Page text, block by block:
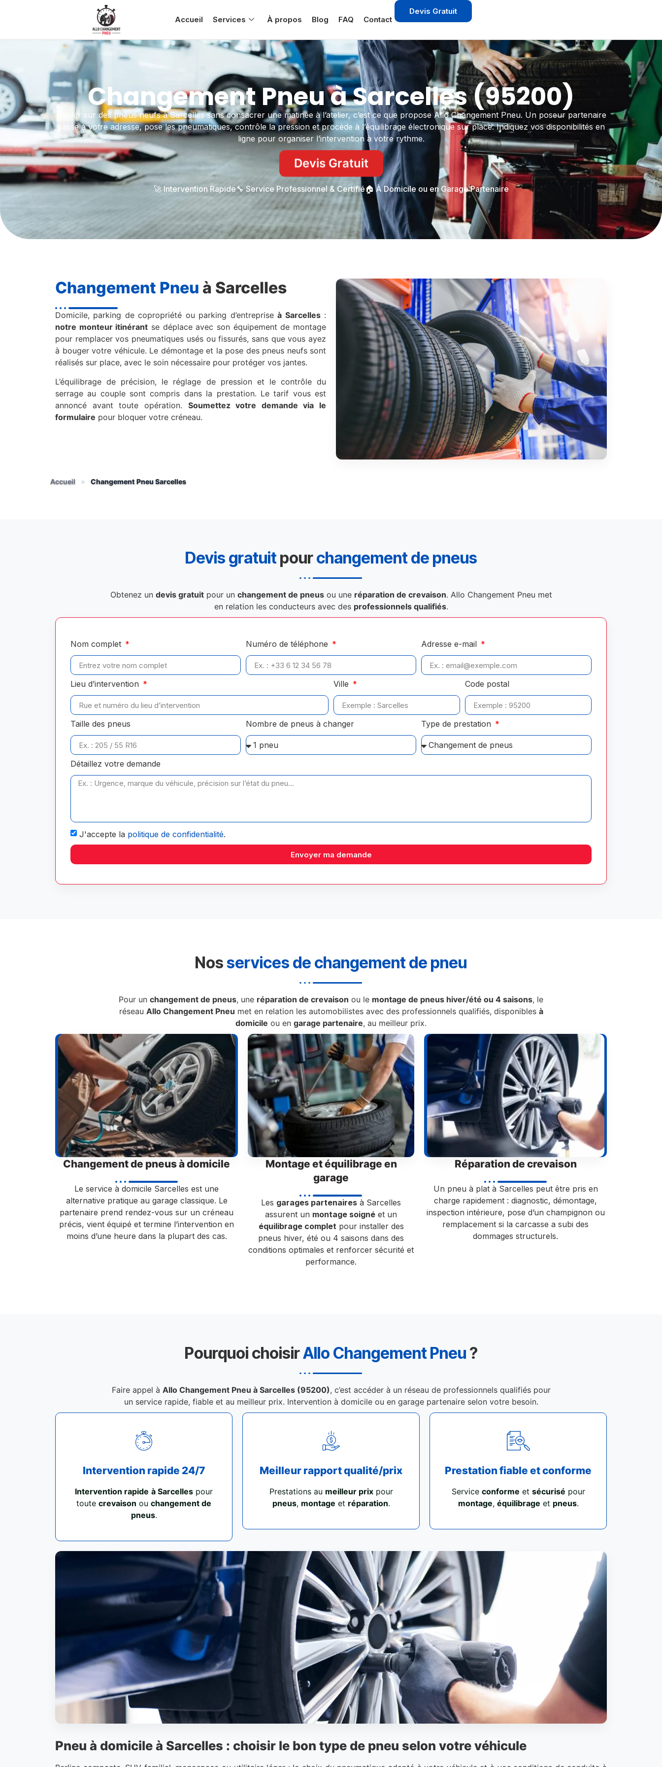
Accueil Services À propos Blog FAQ Contact
Devis Gratuit
Changement Pneu à Sarcelles (95200)
Rouler sur des pneus neufs à Sarcelles sans consacrer une matinée à l’atelier, c’est ce que propose Allo Changement Pneu. Un poseur partenaire
passe à votre adresse, pose les pneumatiques, contrôle la pression et procède à l’équilibrage électronique sur place. Indiquez vos disponibilités en
ligne pour organiser l’intervention à votre rythme.
Devis Gratuit
🚀 Intervention Rapide🔧 Service Professionnel & Certifié🏠 À Domicile ou en Garage Partenaire
Changement Pneu à Sarcelles
Domicile, parking de copropriété ou parking d’entrepriseà Sarcelles:
notre monteur itinérant se déplace avec son équipement de montage
pour remplacer vos pneumatiques usés ou fissurés, sans que vous ayez
à bouger votre véhicule. Le démontage et la pose des pneus neufs sont
réalisés sur place, avec le soin nécessaire pour protéger vos jantes.
L’équilibrage de précision, le réglage de pression et le contrôle du
serrage au couple sont compris dans la prestation. Le tarif vous est
annoncé avant toute opération. Soumettez votre demande via le
formulaire pour bloquer votre créneau.
Accueil » Changement Pneu Sarcelles
Devis gratuitpourchangement de pneus
Obtenez un devis gratuitpour un changement de pneusou une réparation de crevaison. Allo Changement Pneu met
en relation les conducteurs avec des professionnels qualifiés.
Nom complet Numéro de téléphone Adresse e-mail
Lieu d’intervention Ville Code postal
Taille des pneus Nombre de pneus à changer Type de prestation
Détaillez votre demande
J'accepte la politique de confidentialité.
Envoyer ma demande
Nosservices de changement de pneu
Pour un changement de pneus, une réparation de crevaison ou le montage de pneus hiver/été ou 4 saisons, le
réseau Allo Changement Pneu met en relation les automobilistes avec des professionnels qualifiés, disponibles à
domicile ou en garage partenaire, au meilleur prix.
Changement de pneus à domicile
Le service à domicile Sarcelles est une
alternative pratique au garage classique. Le
partenaire prend rendez-vous sur un créneau
précis, vient équipé et termine l’intervention en
moins d’une heure dans la plupart des cas.
Montage et équilibrage en
garage
Les garages partenaires à Sarcelles
assurent un montage soigné et un
équilibrage completpour installer des
pneus hiver, été ou 4 saisons dans des
conditions optimales et renforcer sécurité et
performance.
Réparation de crevaison
Un pneu à plat à Sarcelles peut être pris en
charge rapidement : diagnostic, démontage,
inspection intérieure, pose d’un champignon ou
remplacement si la carcasse a subi des
dommages structurels.
Pourquoi choisirAllo Changement Pneu ?
Faire appel à Allo Changement Pneu à Sarcelles (95200), c’est accéder à un réseau de professionnels qualifiés pour
un service rapide, fiable et au meilleur prix. Intervention à domicile ou en garage partenaire selon votre besoin.
Intervention rapide 24/7
Intervention rapide à Sarcelles pour
toute crevaison ou changement de
pneus.
Meilleur rapport qualité/prix
Prestations au meilleur prixpour
pneus, montage et réparation.
Prestation fiable et conforme
Service conforme et sécurisé pour
montage, équilibrage et pneus.
Pneu à domicile à Sarcelles : choisir le bon type de pneu selon votre véhicule